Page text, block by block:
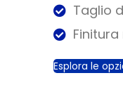
Taglio
Esplora le